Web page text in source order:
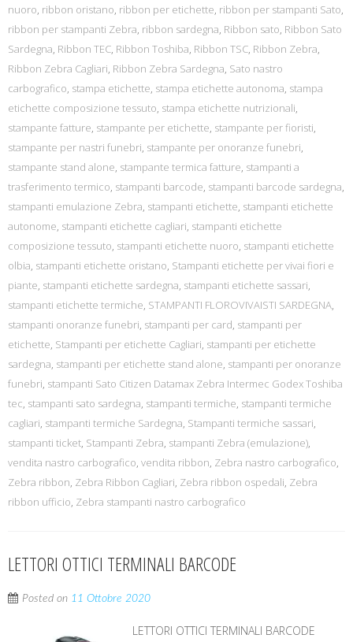
nuoro, ribbon oristano, ribbon per etichette, ribbon per stampanti Sato,
ribbon per stampanti Zebra, ribbon sardegna, Ribbon sato, Ribbon Sato
Sardegna, Ribbon TEC, Ribbon Toshiba, Ribbon TSC, Ribbon Zebra,
Ribbon Zebra Cagliari, Ribbon Zebra Sardegna, Sato nastro
carbografico, stampa etichette, stampa etichette autonoma, stampa
etichette composizione tessuto, stampa etichette nutrizionali,
stampante fatture, stampante per etichette, stampante per fioristi,
stampante per nastri funebri, stampante per onoranze funebri,
stampante stand alone, stampante termica fatture, stampanti a
trasferimento termico, stampanti barcode, stampanti barcode sardegna,
stampanti emulazione Zebra, stampanti etichette, stampanti etichette
autonome, stampanti etichette cagliari, stampanti etichette
composizione tessuto, stampanti etichette nuoro, stampanti etichette
olbia, stampanti etichette oristano, Stampanti etichette per vivai fiori e
piante, stampanti etichette sardegna, stampanti etichette sassari,
stampanti etichette termiche, STAMPANTI FLOROVIVAISTI SARDEGNA,
stampanti onoranze funebri, stampanti per card, stampanti per
etichette, Stampanti per etichette Cagliari, stampanti per etichette
sardegna, stampanti per etichette stand alone, stampanti per onoranze
funebri, stampanti Sato Citizen Datamax Zebra Intermec Godex Toshiba
tec, stampanti sato sardegna, stampanti termiche, stampanti termiche
cagliari, stampanti termiche Sardegna, Stampanti termiche sassari,
stampanti ticket, Stampanti Zebra, stampanti Zebra (emulazione),
vendita nastro carbografico, vendita ribbon, Zebra nastro carbografico,
Zebra ribbon, Zebra Ribbon Cagliari, Zebra ribbon ospedali, Zebra
ribbon ufficio, Zebra stampanti nastro carbografico
LETTORI OTTICI TERMINALI BARCODE
Posted on 11 Ottobre 2020
LETTORI OTTICI TERMINALI BARCODE